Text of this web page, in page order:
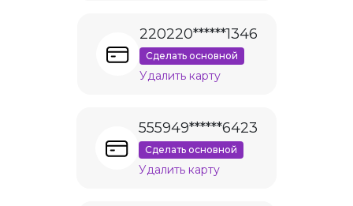
220220******1346
Сделать основной
Удалить карту
555949******6423
Сделать основной
Удалить карту